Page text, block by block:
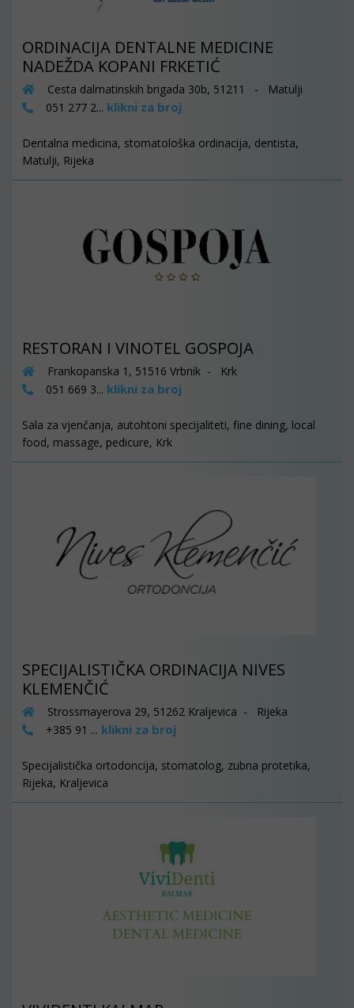
ORDINACIJA DENTALNE MEDICINE
NADEŽDA KOPANI FRKETIĆ
Cesta dalmatinskih brigada 30b, 51211 - Matulji
051 277 2... klikni za broj
Dentalna medicina, stomatološka ordinacija, dentista,
Matulji, Rijeka
RESTORAN I VINOTEL GOSPOJA
Frankopanska 1, 51516 Vrbnik - Krk
051 669 3... klikni za broj
Sala za vjenčanja, autohtoni specijaliteti, fine dining, local
food, massage, pedicure, Krk
SPECIJALISTIČKA ORDINACIJA NIVES
KLEMENČIĆ
Strossmayerova 29, 51262 Kraljevica - Rijeka
+385 91 ... klikni za broj
Specijalistička ortodoncija, stomatolog, zubna protetika,
Rijeka, Kraljevica